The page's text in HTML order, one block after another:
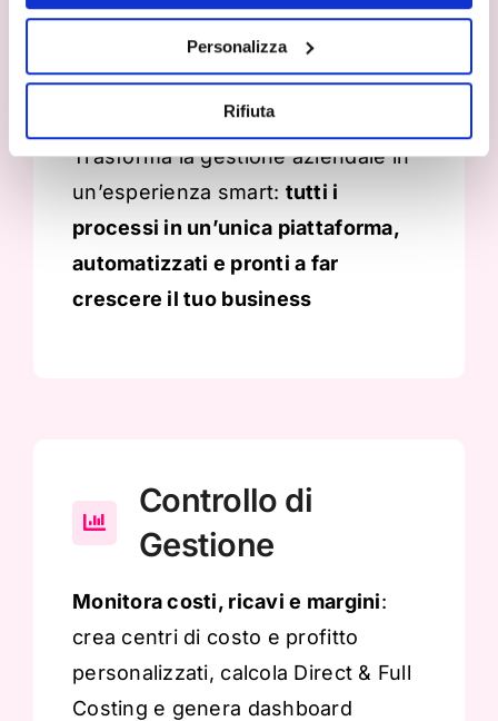
Personalizza
Rifiuta
ERP
Trasforma la gestione aziendale in
un’esperienza smart: tutti i
processi in un’unica piattaforma,
automatizzati e pronti a far
crescere il tuo business
Controllo di
Gestione
Monitora costi, ricavi e margini:
crea centri di costo e profitto
personalizzati, calcola Direct & Full
Costing e genera dashboard